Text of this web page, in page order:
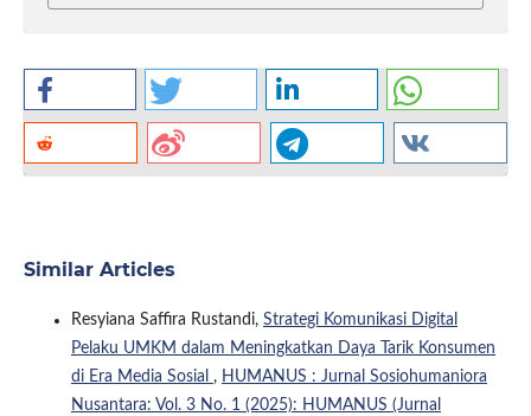
Similar Articles
Resyiana Saffira Rustandi, Strategi Komunikasi Digital
Pelaku UMKM dalam Meningkatkan Daya Tarik Konsumen
di Era Media Sosial , HUMANUS : Jurnal Sosiohumaniora
Nusantara: Vol. 3 No. 1 (2025): HUMANUS (Jurnal